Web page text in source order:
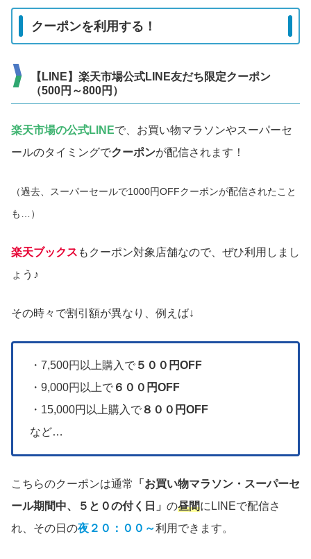
クーポンを利用する！
【LINE】楽天市場公式LINE友だち限定クーポン
（500円～800円）
楽天市場の公式LINEで、お買い物マラソンやスーパーセ
ールのタイミングでクーポンが配信されます！
（過去、スーパーセールで1000円OFFクーポンが配信されたこと
も…）
楽天ブックス もクーポン対象店舗なので、ぜひ利用しまし
ょう♪
その時々で割引額が異なり、例えば↓
・7,500円以上購入で ５００円OFF
・9,000円以上で ６００円OFF
・15,000円以上購入で８００円OFF
など…
こちらのクーポンは通常
「お買い物マラソン・スーパーセ
ール期間中、５と０の付く日」 の昼間にLINEで配信さ
れ、 その日の夜２０：００～利用できます。